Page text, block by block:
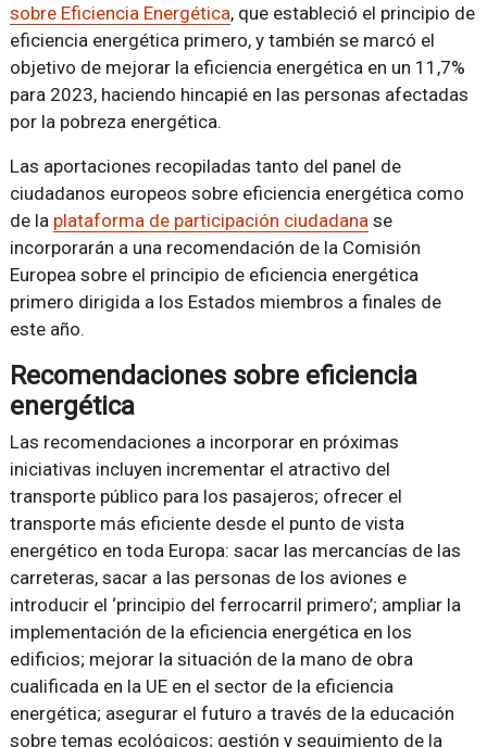
sobre Eficiencia Energética, que estableció el principio de
eficiencia energética primero, y también se marcó el
objetivo de mejorar la eficiencia energética en un 11,7%
para 2023, haciendo hincapié en las personas afectadas
por la pobreza energética.
Las aportaciones recopiladas tanto del panel de
ciudadanos europeos sobre eficiencia energética como
de la plataforma de participación ciudadana se
incorporarán a una recomendación de la Comisión
Europea sobre el principio de eficiencia energética
primero dirigida a los Estados miembros a finales de
este año.
Recomendaciones sobre eficiencia
energética
Las recomendaciones a incorporar en próximas
iniciativas incluyen incrementar el atractivo del
transporte público para los pasajeros; ofrecer el
transporte más eficiente desde el punto de vista
energético en toda Europa: sacar las mercancías de las
carreteras, sacar a las personas de los aviones e
introducir el ‘principio del ferrocarril primero’; ampliar la
implementación de la eficiencia energética en los
edificios; mejorar la situación de la mano de obra
cualificada en la UE en el sector de la eficiencia
energética; asegurar el futuro a través de la educación
sobre temas ecológicos; gestión y seguimiento de la